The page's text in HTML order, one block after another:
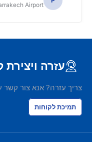
Airport
עזרה
צריך עזרה? אנא צור
תמיכת לקוחות